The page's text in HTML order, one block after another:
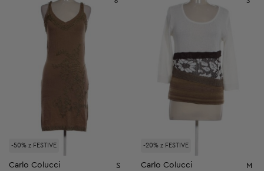
-50% z FESTIVE
Carlo Colucci S
-20% z FESTIVE
Carlo Colucci M